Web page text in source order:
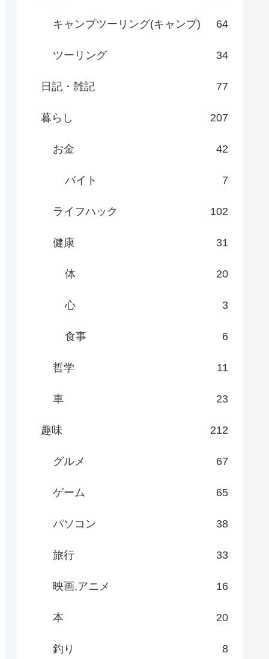
キャンプツーリング(キャンプ) 64
ツーリング 34
日記・雑記 77
暮らし 207
お金 42
バイト 7
ライフハック 102
健康 31
体 20
心 3
食事 6
哲学 11
車 23
趣味 212
グルメ 67
ゲーム 65
パソコン 38
旅行 33
映画,アニメ 16
本 20
釣り 8